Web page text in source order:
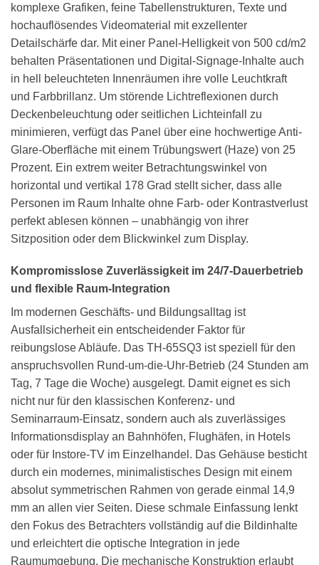
komplexe Grafiken, feine Tabellenstrukturen, Texte und
hochauflösendes Videomaterial mit exzellenter
Detailschärfe dar. Mit einer Panel-Helligkeit von 500 cd/m2
behalten Präsentationen und Digital-Signage-Inhalte auch
in hell beleuchteten Innenräumen ihre volle Leuchtkraft
und Farbbrillanz. Um störende Lichtreflexionen durch
Deckenbeleuchtung oder seitlichen Lichteinfall zu
minimieren, verfügt das Panel über eine hochwertige Anti-
Glare-Oberfläche mit einem Trübungswert (Haze) von 25
Prozent. Ein extrem weiter Betrachtungswinkel von
horizontal und vertikal 178 Grad stellt sicher, dass alle
Personen im Raum Inhalte ohne Farb- oder Kontrastverlust
perfekt ablesen können – unabhängig von ihrer
Sitzposition oder dem Blickwinkel zum Display.
Kompromisslose Zuverlässigkeit im 24/7-Dauerbetrieb
und flexible Raum-Integration
Im modernen Geschäfts- und Bildungsalltag ist
Ausfallsicherheit ein entscheidender Faktor für
reibungslose Abläufe. Das TH-65SQ3 ist speziell für den
anspruchsvollen Rund-um-die-Uhr-Betrieb (24 Stunden am
Tag, 7 Tage die Woche) ausgelegt. Damit eignet es sich
nicht nur für den klassischen Konferenz- und
Seminarraum-Einsatz, sondern auch als zuverlässiges
Informationsdisplay an Bahnhöfen, Flughäfen, in Hotels
oder für Instore-TV im Einzelhandel. Das Gehäuse besticht
durch ein modernes, minimalistisches Design mit einem
absolut symmetrischen Rahmen von gerade einmal 14,9
mm an allen vier Seiten. Diese schmale Einfassung lenkt
den Fokus des Betrachters vollständig auf die Bildinhalte
und erleichtert die optische Integration in jede
Raumumgebung. Die mechanische Konstruktion erlaubt